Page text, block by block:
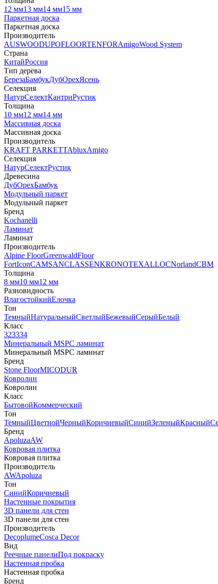
12 мм13 мм14 мм15 мм
Паркетная доска
Паркетная доска
Производитель
AUSWOODUPOFLOORTENFORAmigoWood System
Страна
КитайРоссия
Тип дерева
БерезаБамбукДубОрехЯсень
Селекция
НатурСелектКантриРустик
Толщина
10 мм12 мм14 мм
Массивная доска
Массивная доска
Производитель
KRAFT PARKETTAbluxAmigo
Селекция
НатурСелектРустик
Древесина
ДубОрехБамбук
Модульный паркет
Модульный паркет
Бренд
Kochanelli
Ламинат
Ламинат
Производитель
Alpine FloorGreenwaldFloor
FortIconCAMSANCLASSENKRONOTEXALLOCNorlandCBM
Толщина
8 мм10 мм12 мм
Разновидность
ВлагостойкийЕлочка
Тон
ТемныйНатуральныйСветлыйБежевыйСерыйБелый
Класс
323334
Минеральный MSPC ламинат
Минеральный MSPC ламинат
Бренд
Stone FloorMICODUR
Ковролин
Ковролин
Класс
БытовойКоммерческий
Тон
ТемныйЦветнойЧерныйКоричневыйСинийЗеленыйКрасный
Бренд
ApoluzaAW
Ковровая плитка
Ковровая плитка
Производитель
AWApoluza
Тон
СинийКоричневый
Настенные покрытия
3D панели для стен
3D панели для стен
Производитель
DecoplumeCosca Decor
Вид
Реечные панелиПод покраску
Настенная пробка
Настенная пробка
Бренд